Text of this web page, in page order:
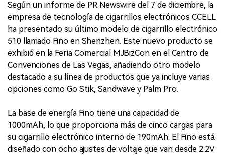
Según un informe de PR Newswire del 7 de diciembre, la
empresa de tecnología de cigarrillos electrónicos CCELL
ha presentado su último modelo de cigarrillo electrónico
510 llamado Fino en Shenzhen. Este nuevo producto se
exhibió en la Feria Comercial MJBizCon en el Centro de
Convenciones de Las Vegas, añadiendo otro modelo
destacado a su línea de productos que ya incluye varias
opciones como Go Stik, Sandwave y Palm Pro.
La base de energía Fino tiene una capacidad de
1000mAh, lo que proporciona más de cinco cargas para
su cigarrillo electrónico interno de 190mAh. El Fino está
diseñado con ocho ajustes de voltaje que van desde 2.2V